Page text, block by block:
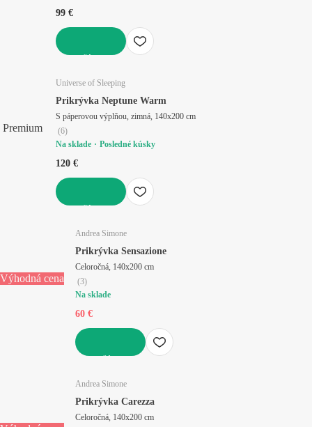
99 €
Premium
Universe of Sleeping
Prikrývka Neptune Warm
S páperovou výplňou, zimná, 140x200 cm
(6)
Na sklade
Posledné kúsky
120 €
Výhodná cena
Andrea Simone
Prikrývka Sensazione
Celoročná, 140x200 cm
(3)
Na sklade
60 €
Andrea Simone
Prikrývka Carezza
Celoročná, 140x200 cm